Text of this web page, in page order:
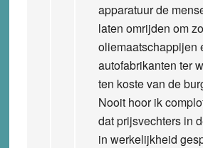
apparatuur de
laten omrijden om
oliemaatschappijen
autofabrikanten ter
ten koste van de
Nooit hoor ik
dat prijsvechters in
in werkelijkheid